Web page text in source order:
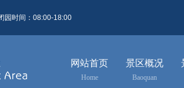
一)
园时间：08:00-18:00
网站首页
Home
景区概况
Baoquan